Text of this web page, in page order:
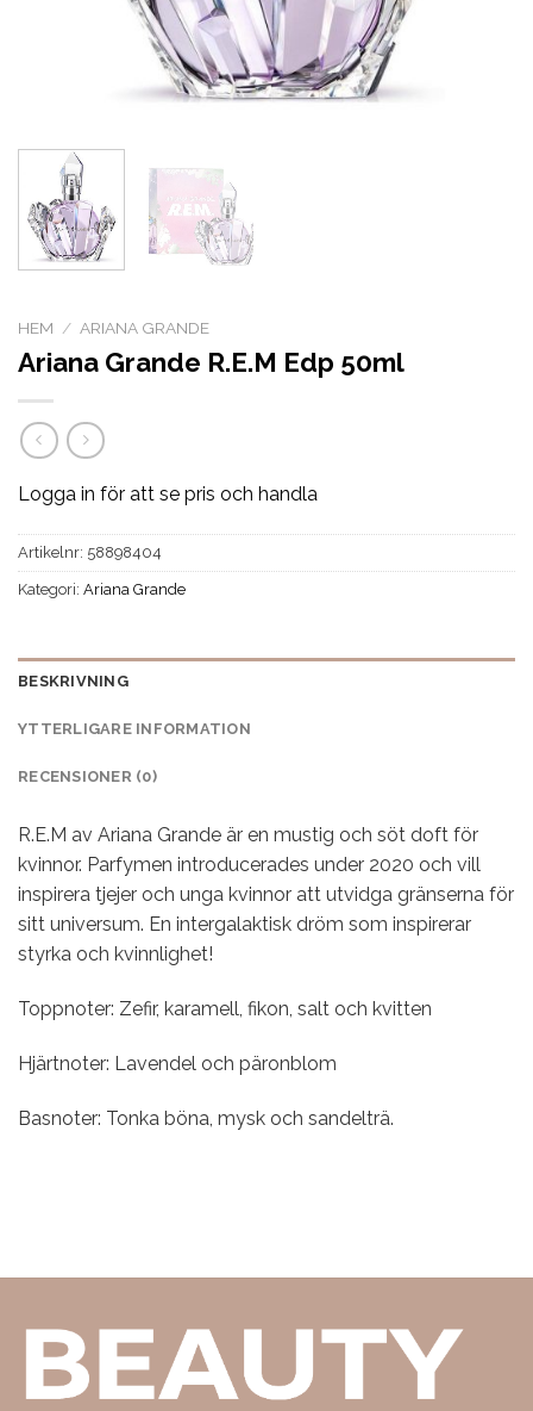
HEM / ARIANA GRANDE
Ariana Grande R.E.M Edp 50ml
Logga in för att se pris och handla
Artikelnr: 58898404
Kategori: Ariana Grande
BESKRIVNING
YTTERLIGARE INFORMATION
RECENSIONER (0)
R.E.M av Ariana Grande är en mustig och söt doft för
kvinnor. Parfymen introducerades under 2020 och vill
inspirera tjejer och unga kvinnor att utvidga gränserna för
sitt universum. En intergalaktisk dröm som inspirerar
styrka och kvinnlighet!
Toppnoter: Zefir, karamell, fikon, salt och kvitten
Hjärtnoter: Lavendel och päronblom
Basnoter: Tonka böna, mysk och sandelträ.